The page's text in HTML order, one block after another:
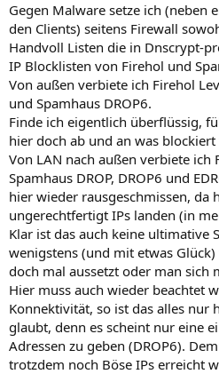
Gegen Malware setze ich (neben
den Clients) seitens Firewall
Handvoll Listen die in Dnscrypt-
IP Blocklisten von Firehol und
Von außen verbiete ich Firehol
und Spamhaus DROP6.
Finde ich eigentlich überflüssig,
hier doch ab und an was
Von LAN nach außen verbiete ich
Spamhaus DROP, DROP6 und
hier wieder rausgeschmissen, da
ungerechtfertigt IPs landen (in
Klar ist das auch keine ultimative
wenigstens (und mit etwas
doch mal aussetzt oder man sich
Hier muss auch wieder beachtet
Konnektivität, so ist das alles nur
glaubt, denn es scheint nur eine
Adressen zu geben (DROP6).
trotzdem noch Böse IPs erreicht